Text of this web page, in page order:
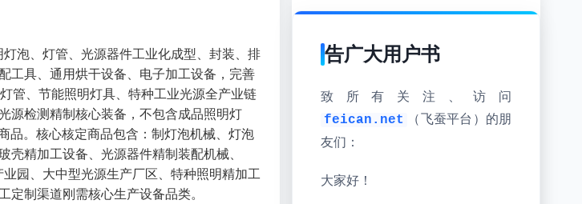
灯泡、灯管、光源器件工业化成型、封装、排
工具、通用烘干设备、电子加工设备，完善
管、节能照明灯具、特种工业光源全产业链
源检测精制核心装备，不包含成品照明灯
品。核心核定商品包含：制灯泡机械、灯泡
精加工设备、光源器件精制装配机械、
园、大中型光源生产厂区、特种照明精加工
制渠道刚需核心生产设备品类。
告广大用户书
致所有关注、访问
feican.net
（飞蚕平台）的朋
友们：
大家好！